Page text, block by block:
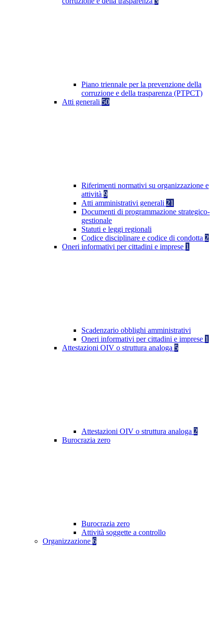
Piano triennale per la prevenzione della
corruzione e della trasparenza (PTPCT)
Atti generali 50
Riferimenti normativi su organizzazione e
attività 9
Atti amministrativi generali 21
Documenti di programmazione strategico-
gestionale
Statuti e leggi regionali
Codice disciplinare e codice di condotta 2
Oneri informativi per cittadini e imprese 1
Scadenzario obblighi amministrativi
Oneri informativi per cittadini e imprese 1
Attestazioni OIV o struttura analoga 5
Attestazioni OIV o struttura analoga 2
Burocrazia zero
Burocrazia zero
Attività soggette a controllo
Organizzazione 6